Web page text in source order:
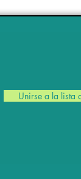
Unirse a la lista